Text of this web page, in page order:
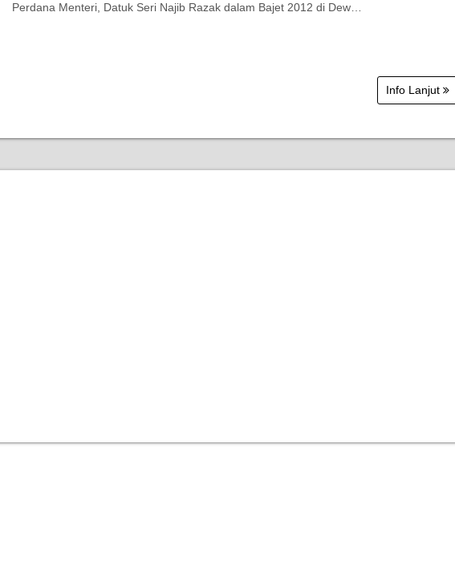
Perdana Menteri, Datuk Seri Najib Razak dalam Bajet 2012 di Dew…
Info Lanjut